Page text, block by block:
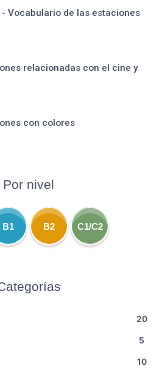
Vocabulario de las estaciones
relacionadas con el cine y
con colores
Por nivel
B1 B2 C1/C2
20
5
10